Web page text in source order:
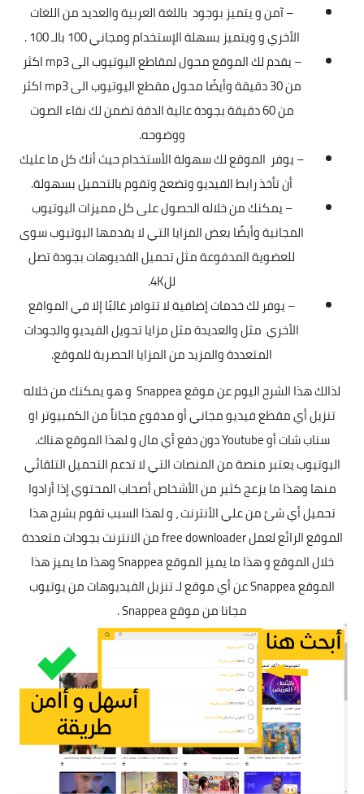
– آمن و يتميز بوجود باللغة العربية والعديد من اللغات
الأخري و ويتميز بسهلة الإستخدام ومجاني 100 بالـ 100 .
– يقدم لك الموقع محول لمقاطع اليوتيوب الى mp3 اكثر
من 30 دقيقة وأيضًا محول مقطع اليوتيوب الى mp3 اكثر
من 60 دقيقة بجودة عالية الدقة تضمن لك نقاء الصوت
ووضوحه.
– يوفر الموقع لك سهولة الأستخدام حيث أنك كل ما عليك
أن تأخذ رابط الفيديو وتضعخ وتقوم بالتحميل بسهولة.
– يمكنك من خلاله الحصول على كل مميزات اليوتيوب
المجانية وأيضًا بعض المزايا التي لا يقدمها اليوتيوب سوى
للعضوية المدفوعة مثل تحميل الفديوهات بجودة تصل
لل4K.
– يوفر لك خدمات إضافية لا تتوافر غالبًا إلا في المواقع
الأخري مثل والعديدة مثل مزايا تحويل الفيديو والجودات
المتعددة والمزيد من المزايا الحصرية للموقع.
لذالك هذا الشرح اليوم عن موقعSnappea و هو يمكنك من خلاله
تنزيل أي مقطع فيديو مجاني أو مدفوع مجاناً من الكمبيوتر او
سناب شات أو Youtube دون دفع أي مال و لهذا الموقع هناك.
اليوتيوب يعتبر منصة من المنصات التي لا تدعم التحميل التلقائي
منها وهذا ما يزعج كثير من الأشخاص أصحاب المحتوي إذا أرادوا
تحميل أي شئ من علي الأنترنت ، و لهذا السبب تقوم بشرح هذا
الموقع الرائع لعمل free downloader من الانترنت بجودات متعددة
خلال الموقع و هذا ما يميز الموقع Snappea وهذا ما يميز هذا
الموقع Snappea
عن أي موقع لـ تنزيل الفيديوهات من يوتيوب
مجانا من موقع Snappea .